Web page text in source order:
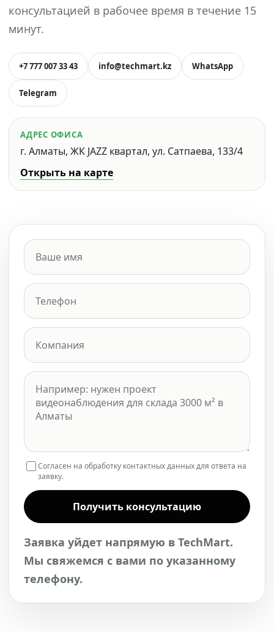
консультацией в рабочее время в течение 15
минут.
+7 777 007 33 43 info@techmart.kz WhatsApp
Telegram
АДРЕС ОФИСА
г. Алматы, ЖК JAZZ квартал, ул. Сатпаева, 133/4
Открыть на карте
Согласен на обработку контактных данных для ответа на
заявку.
Получить консультацию
Заявка уйдет напрямую в TechMart.
Мы свяжемся с вами по указанному
телефону.